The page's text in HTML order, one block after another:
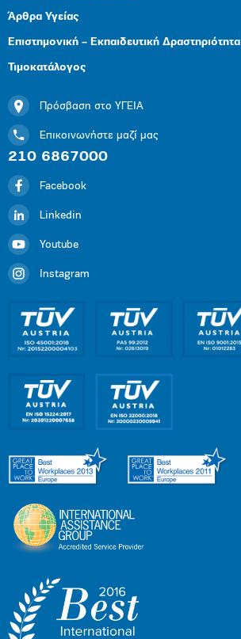
Άρθρα Υγείας
Επιστημονική – Εκπαιδευτική Δραστηριότητα
Τιμοκατάλογος
Πρόσβαση στο ΥΓΕΙΑ
Επικοινωνήστε μαζί μας
210 6867000
Facebook
Linkedin
Youtube
Instagram